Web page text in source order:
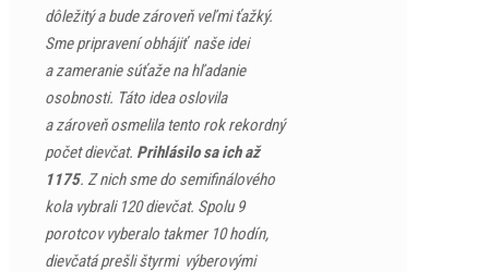
dôležitý a bude zároveň veľmi ťažký.
Sme pripravení obhájiť naše idei
a zameranie súťaže na hľadanie
osobnosti. Táto idea oslovila
a zároveň osmelila tento rok rekordný
počet dievčat. Prihlásilo sa ich až
1175. Z nich sme do semifinálového
kola vybrali 120 dievčat. Spolu 9
porotcov vyberalo takmer 10 hodín,
dievčatá prešli štyrmi výberovými